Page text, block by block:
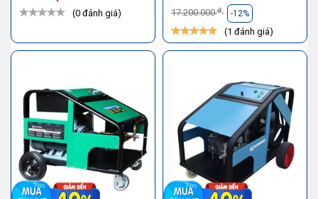
(0 đánh giá) 17.200.000đ -12%
(1 đánh giá)